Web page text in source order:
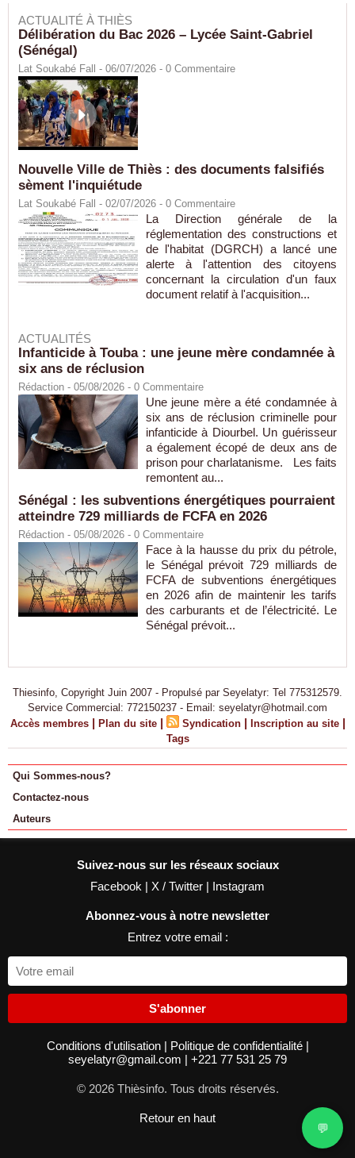
ACTUALITÉ À THIÈS
Délibération du Bac 2026 – Lycée Saint-Gabriel
(Sénégal)
Lat Soukabé Fall - 06/07/2026 - 0 Commentaire
Nouvelle Ville de Thiès : des documents falsifiés
sèment l'inquiétude
Lat Soukabé Fall - 02/07/2026 - 0 Commentaire
La Direction générale de la
réglementation des constructions et
de l'habitat (DGRCH) a lancé une
alerte à l'attention des citoyens
concernant la circulation d'un faux
document relatif à l'acquisition...
ACTUALITÉS
Infanticide à Touba : une jeune mère condamnée à
six ans de réclusion
Rédaction - 05/08/2026 - 0 Commentaire
Une jeune mère a été condamnée à
six ans de réclusion criminelle pour
infanticide à Diourbel. Un guérisseur
a également écopé de deux ans de
prison pour charlatanisme. Les faits
remontent au...
Sénégal : les subventions énergétiques pourraient
atteindre 729 milliards de FCFA en 2026
Rédaction - 05/08/2026 - 0 Commentaire
Face à la hausse du prix du pétrole,
le Sénégal prévoit 729 milliards de
FCFA de subventions énergétiques
en 2026 afin de maintenir les tarifs
des carburants et de l’électricité. Le
Sénégal prévoit...
Thiesinfo, Copyright Juin 2007 - Propulsé par Seyelatyr: Tel 775312579.
Service Commercial: 772150237 - Email: seyelatyr@hotmail.com
Accès membres | Plan du site | Syndication | Inscription au site |
Tags
Qui Sommes-nous?
Contactez-nous
Auteurs
Suivez-nous sur les réseaux sociaux
Facebook | X / Twitter | Instagram
Abonnez-vous à notre newsletter
Entrez votre email :
S'abonner
Conditions d'utilisation | Politique de confidentialité |
seyelatyr@gmail.com | +221 77 531 25 79
© 2026 Thièsinfo. Tous droits réservés.
Retour en haut
💬